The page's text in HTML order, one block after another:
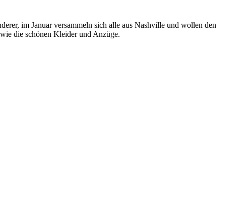
im Januar versammeln sich alle aus Nashville und wollen den
die schönen Kleider und Anzüge.